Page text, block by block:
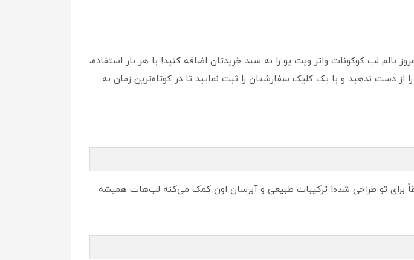
لب کوکونات واتر ویت یو را به سبد خریدتان اضافه کنید! با هر بار استفاده،
دست ندهید و با یک کلیک سفارشتان را ثبت نمایید تا در کوتاه‌ترین زمان به
تو طراحی شده! ترکیبات طبیعی و آبرسان اون کمک می‌کنه لب‌هات همیشه